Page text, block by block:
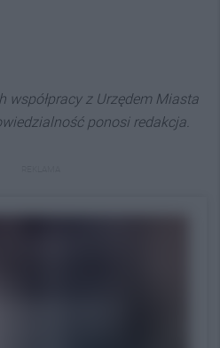
współpracy z Urzędem Miasta
ponosi redakcja.